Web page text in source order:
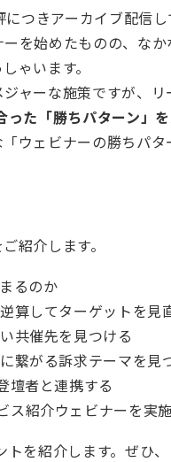
つきアーカイブ配信
を始めたものの、な
ゃいます。
ャーな施策ですが、
った「勝ちパターン」
ウェビナーの勝ちパタ
紹介します。
るのか
算してターゲットを見
共催先を見つける
繋がる訴求テーマを見
壇者と連携する
ス紹介ウェビナーを実
を紹介します。ぜひ